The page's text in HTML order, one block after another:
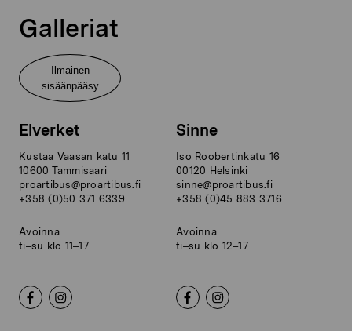
Galleriat
Ilmainen
sisäänpääsy
Elverket
Kustaa Vaasan katu 11
10600 Tammisaari
proartibus@proartibus.fi
+358 (0)50 371 6339
Avoinna
ti–su klo 11–17
Sinne
Iso Roobertinkatu 16
00120 Helsinki
sinne@proartibus.fi
+358 (0)45 883 3716
Avoinna
ti–su klo 12–17